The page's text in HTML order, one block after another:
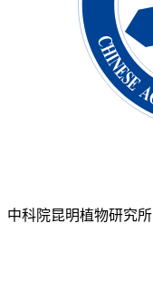
中科院昆明植物研究所